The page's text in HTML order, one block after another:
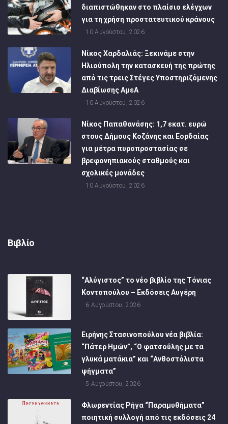
διαπιστώθηκαν στο πλαίσιο ελέγχων
για τη χρήση προστατευτικού κράνους
10 Αυγούστου, 2026
Νίκος Χαρδαλιάς: Ξεκινάμε στην
Ηλιούπολη την κατασκευή της πρώτης
από τις τρεις Στέγες Υποστηριζόμενης
Διαβίωσης ΑμεΑ
10 Αυγούστου, 2026
Νίκος Παπαθανάσης: 1,7 εκατ. ευρώ
στους Δήμους Κοζάνης και Εορδαίας
για μέτρα πυροπροστασίας σε
βρεφονηπιακούς σταθμούς και
σχολικές μονάδες
10 Αυγούστου, 2026
Βιβλίο
“Αλύγιστος” το νέο βιβλίο της Τόνιας
Κοντοπούλου – Εκδόσεις Αυγέρη
6 Αυγούστου, 2026
Ειρήνης Στασινοπούλου νέα βιβλία:
“Πάτερ Ημών”, “Ο φατσούλης με τα
γλυκά ματάκια” και “Ανθοστόλιστα
ψήγματα”
5 Αυγούστου, 2026
Φλωρεντίας Ρήγα “Παραμυθήματα”
ποιητική συλλογή από τις εκδόσεις 24